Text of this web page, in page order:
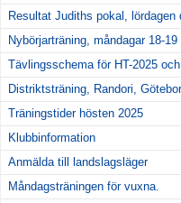
Resultat Judiths pokal, lördagen
Nybörjarträning, måndagar 18-19
Tävlingsschema för HT-2025
Distriktsträning, Randori,
Träningstider hösten 2025
Klubbinformation
Anmälda till landslagsläger
Måndagsträningen för vuxna.